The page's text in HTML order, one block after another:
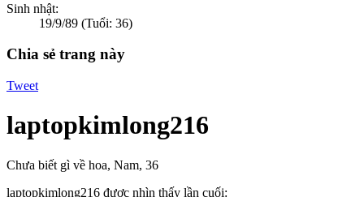
Sinh nhật:
19/9/89 (Tuổi: 36)
Chia sẻ trang này
Tweet
laptopkimlong216
Chưa biết gì về hoa, Nam, 36
laptopkimlong216 được nhìn thấy lần cuối: